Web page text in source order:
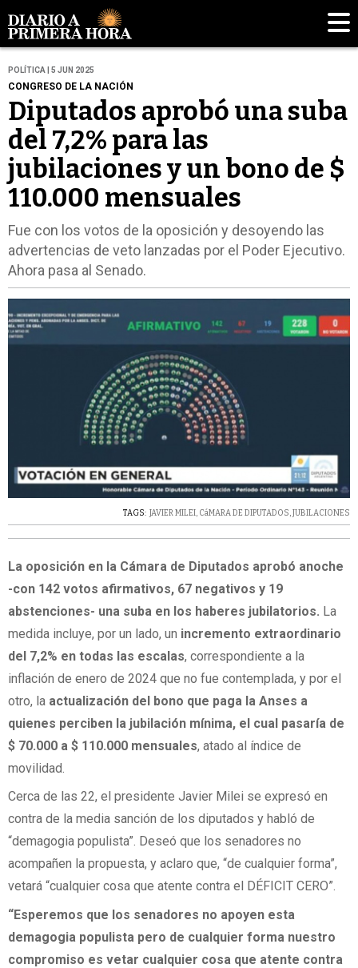
POLÍTICA | 5 JUN 2025
CONGRESO DE LA NACIÓN
Diputados aprobó una suba
del 7,2% para las
jubilaciones y un bono de $
110.000 mensuales
Fue con los votos de la oposición y desoyendo las
advertencias de veto lanzadas por el Poder Ejecutivo.
Ahora pasa al Senado.
TAGS: JAVIER MILEI, CáMARA DE DIPUTADOS, JUBILACIONES
La oposición en la Cámara de Diputados aprobó anoche
-con 142 votos afirmativos, 67 negativos y 19
abstenciones- una suba en los haberes jubilatorios. La
medida incluye, por un lado, un incremento extraordinario
del 7,2% en todas las escalas, correspondiente a la
inflación de enero de 2024 que no fue contemplada, y por el
otro, la actualización del bono que paga la Anses a
quienes perciben la jubilación mínima, el cual pasaría de
$ 70.000 a $ 110.000 mensuales, atado al índice de
movilidad.
Cerca de las 22, el presidente Javier Milei se expresó en
contra de la media sanción de los diputados y habló de
“demagogia populista”. Deseó que los senadores no
acompañen la propuesta, y aclaro que, “de cualquier forma”,
vetará “cualquier cosa que atente contra el DÉFICIT CERO”.
“Esperemos que los senadores no apoyen esta
demagogia populista pero de cualquier forma nuestro
compromiso es vetar cualquier cosa que atente contra